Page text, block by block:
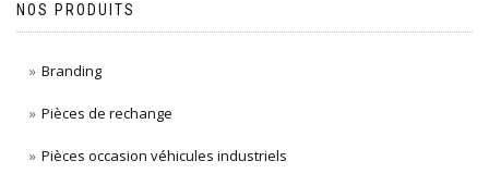
NOS PRODUITS
Branding
Pièces de rechange
Pièces occasion véhicules industriels